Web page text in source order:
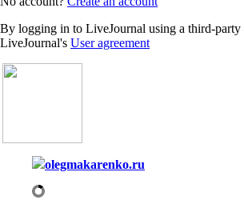
By logging in to LiveJournal using a third-party
LiveJournal's User agreement
olegmakarenko.ru